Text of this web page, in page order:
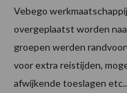
Vebego
overgeplaatst worden
groepen werden
voor extra reistijden,
afwijkende toeslagen